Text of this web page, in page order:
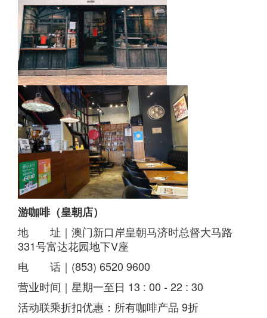
游咖啡（皇朝店）
地 址｜澳门新口岸皇朝马济时总督大马路
331号富达花园地下V座
电 话｜(853) 6520 9600
营业时间｜星期一至日 13 : 00 - 22 : 30
活动联乘折扣优惠：所有咖啡产品 9折